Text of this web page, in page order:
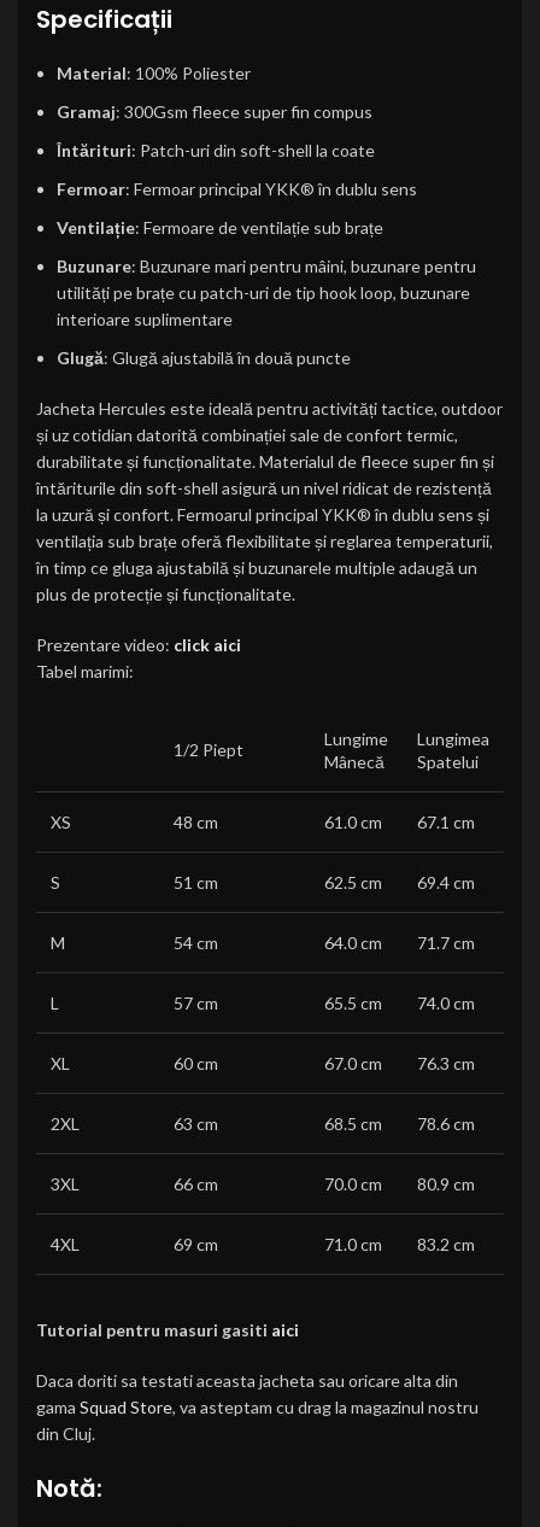
Specificații
Material: 100% Poliester
Gramaj: 300Gsm fleece super fin compus
Întărituri: Patch-uri din soft-shell la coate
Fermoar: Fermoar principal YKK® în dublu sens
Ventilație: Fermoare de ventilație sub brațe
Buzunare: Buzunare mari pentru mâini, buzunare pentru
utilități pe brațe cu patch-uri de tip hook loop, buzunare
interioare suplimentare
Glugă: Glugă ajustabilă în două puncte
Jacheta Hercules este ideală pentru activități tactice, outdoor
și uz cotidian datorită combinației sale de confort termic,
durabilitate și funcționalitate. Materialul de fleece super fin și
întăriturile din soft-shell asigură un nivel ridicat de rezistență
la uzură și confort. Fermoarul principal YKK® în dublu sens și
ventilația sub brațe oferă flexibilitate și reglarea temperaturii,
în timp ce gluga ajustabilă și buzunarele multiple adaugă un
plus de protecție și funcționalitate.
Prezentare video: click aici
Tabel marimi:
1/2 Piept
Lungime
Mânecă
Lungimea
Spatelui
XS 48 cm 61.0 cm 67.1 cm
S 51 cm 62.5 cm 69.4 cm
M 54 cm 64.0 cm 71.7 cm
L 57 cm 65.5 cm 74.0 cm
XL 60 cm 67.0 cm 76.3 cm
2XL 63 cm 68.5 cm 78.6 cm
3XL 66 cm 70.0 cm 80.9 cm
4XL 69 cm 71.0 cm 83.2 cm
Tutorial pentru masuri gasiti aici
Daca doriti sa testati aceasta jacheta sau oricare alta din
gama Squad Store, va asteptam cu drag la magazinul nostru
din Cluj.
Notă: